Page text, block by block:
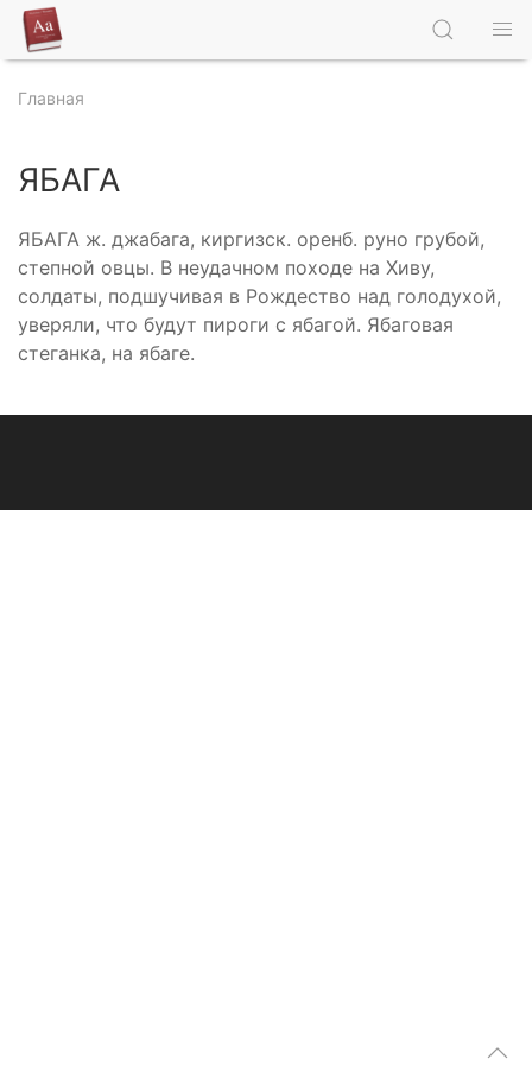
Главная
ЯБАГА
ЯБАГА ж. джабага, киргизск. оренб. руно грубой,
степной овцы. В неудачном походе на Хиву,
солдаты, подшучивая в Рождество над голодухой,
уверяли, что будут пироги с ябагой. Ябаговая
стеганка, на ябаге.